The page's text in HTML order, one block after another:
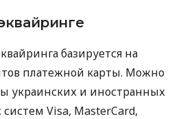
базируется на
платежной карты. Можно
украинских и иностранных
Visa, MasterCard,